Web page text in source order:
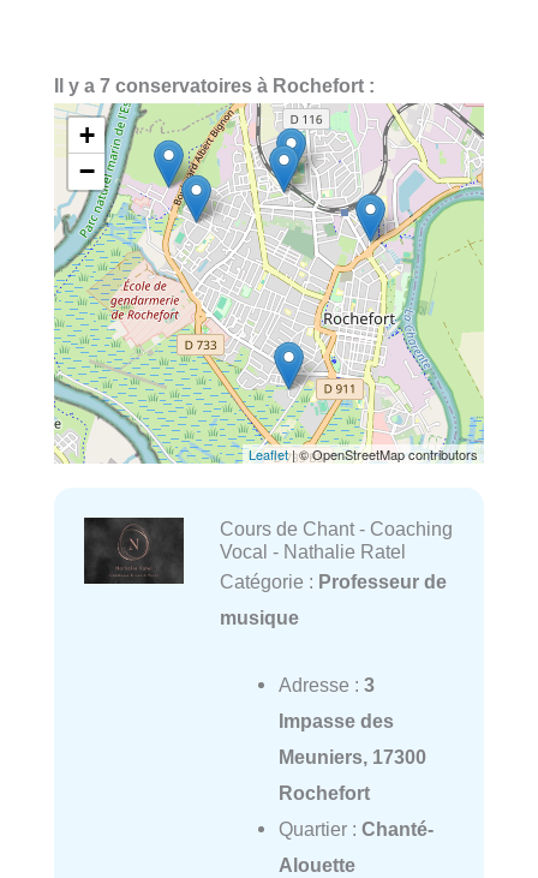
Il y a 7 conservatoires à Rochefort :
+
−
Leaflet| © OpenStreetMap contributors
Cours de Chant - Coaching
Vocal - Nathalie Ratel
Catégorie : Professeur de
musique
Adresse : 3
Impasse des
Meuniers, 17300
Rochefort
Quartier : Chanté-
Alouette